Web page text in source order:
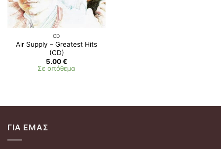
CD
Air Supply – Greatest Hits
(CD)
5.00€
Σε απόθεμα
ΓΙΑ ΕΜΆΣ